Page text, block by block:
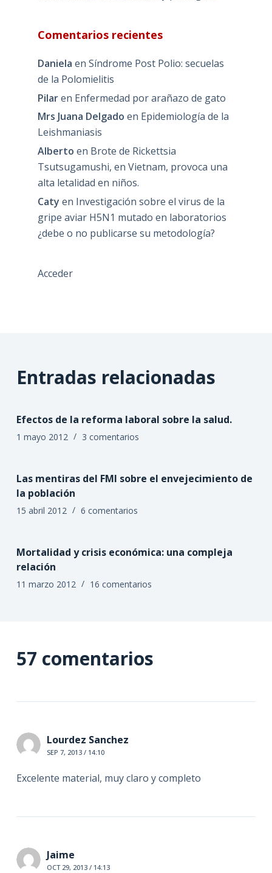
Comentarios recientes
Daniela en Síndrome Post Polio: secuelas
de la Polomielitis
Pilaren Enfermedad por arañazo de gato
Mrs Juana Delgado en Epidemiología de la
Leishmaniasis
Alberto en Brote de Rickettsia
Tsutsugamushi, en Vietnam, provoca una
alta letalidad en niños.
Caty en Investigación sobre el virus de la
gripe aviar H5N1 mutado en laboratorios
¿debe o no publicarse su metodología?
Acceder
Entradas relacionadas
Efectos de la reforma laboral sobre la salud.
1 mayo 2012 3 comentarios
Las mentiras del FMI sobre el envejecimiento de
la población
15 abril 2012 6 comentarios
Mortalidad y crisis económica: una compleja
relación
11 marzo 2012 16 comentarios
57 comentarios
Lourdez Sanchez
SEP 7, 2013 / 14:10
Excelente material, muy claro y completo
Jaime
OCT 29, 2013 / 14:13